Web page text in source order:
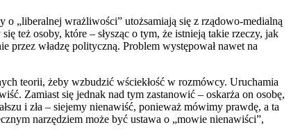
„liberalnej wrażliwości” utożsamiają się z rządowo-medialną
też osoby, które – słysząc o tym, że istnieją takie rzeczy, jak
władzę polityczną. Problem występował nawet na
teorii, żeby wzbudzić wściekłość w rozmówcy. Uruchamia
Zamiast się jednak nad tym zastanowić – oskarża on osobę,
i zła – siejemy nienawiść, ponieważ mówimy prawdę, a ta
narzędziem może być ustawa o „mowie nienawiści”,